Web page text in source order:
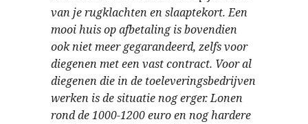
van je rugklachten en slaaptekort. Een
mooi huis op afbetaling is bovendien
ook niet meer gegarandeerd, zelfs voor
diegenen met een vast contract. Voor al
diegenen die in de toeleveringsbedrijven
werken is de situatie nog erger. Lonen
rond de 1000-1200 euro en nog hardere